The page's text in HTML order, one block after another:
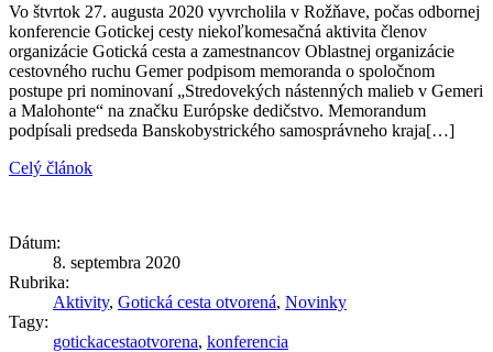
Vo štvrtok 27. augusta 2020 vyvrcholila v Rožňave, počas odbornej
konferencie Gotickej cesty niekoľkomesačná aktivita členov
organizácie Gotická cesta a zamestnancov Oblastnej organizácie
cestovného ruchu Gemer podpisom memoranda o spoločnom
postupe pri nominovaní „Stredovekých nástenných malieb v Gemeri
a Malohonte“ na značku Európske dedičstvo. Memorandum
podpísali predseda Banskobystrického samosprávneho kraja[…]
Celý článok
Dátum:
8. septembra 2020
Rubrika:
Aktivity, Gotická cesta otvorená, Novinky
Tagy:
gotickacestaotvorena, konferencia